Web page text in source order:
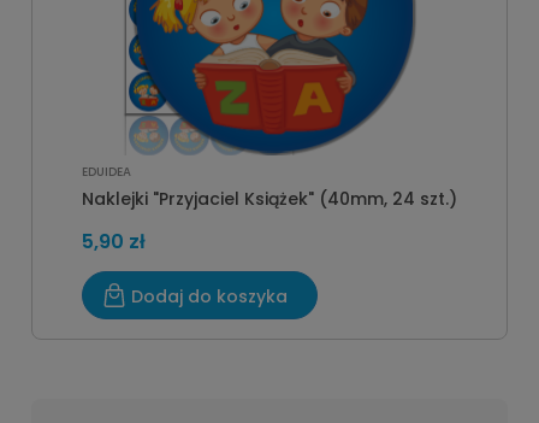
EDUIDEA
Naklejki "Przyjaciel Książek" (40mm, 24 szt.)
5,90 zł
Dodaj do koszyka